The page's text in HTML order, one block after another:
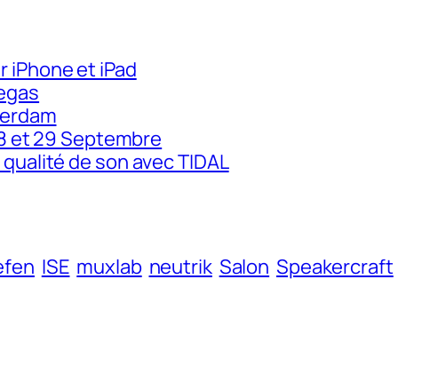
et iPad
et 29 Septembre
de son avec TIDAL
ISE muxlab neutrik Salon Speakercraft